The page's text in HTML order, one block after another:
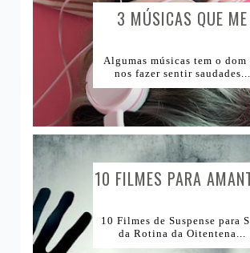
Lugares e Viagens
Lojas Internacionais
Lojas Nacionais
1Tema1Esmalte
3 MÚSICAS QUE ME
Algumas músicas tem o dom
nos fazer sentir saudades...
10 FILMES PARA
10 Filmes de Suspense para
da Rotina da Oitentena...